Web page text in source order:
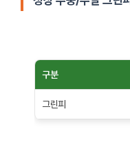
구분
그린피